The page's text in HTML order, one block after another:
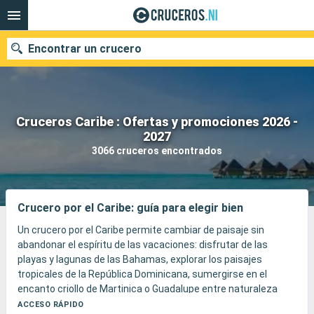
Cruceros Caribe : Ofertas y promociones 2026 -
2027
3066 cruceros encontrados
Encontrar un crucero
Nuestros destinos
Fecha de salida
Puertos Compañías
Buscar
Crucero por el Caribe: guía para elegir bien
Un crucero por el Caribe permite cambiar de paisaje sin
abandonar el espíritu de las vacaciones: disfrutar de las
playas y lagunas de las Bahamas, explorar los paisajes
tropicales de la República Dominicana, sumergirse en el
encanto criollo de Martinica o Guadalupe entre naturaleza
exuberante, aguas cálidas y almuerzos frente al mar,
ACCESO RÁPIDO